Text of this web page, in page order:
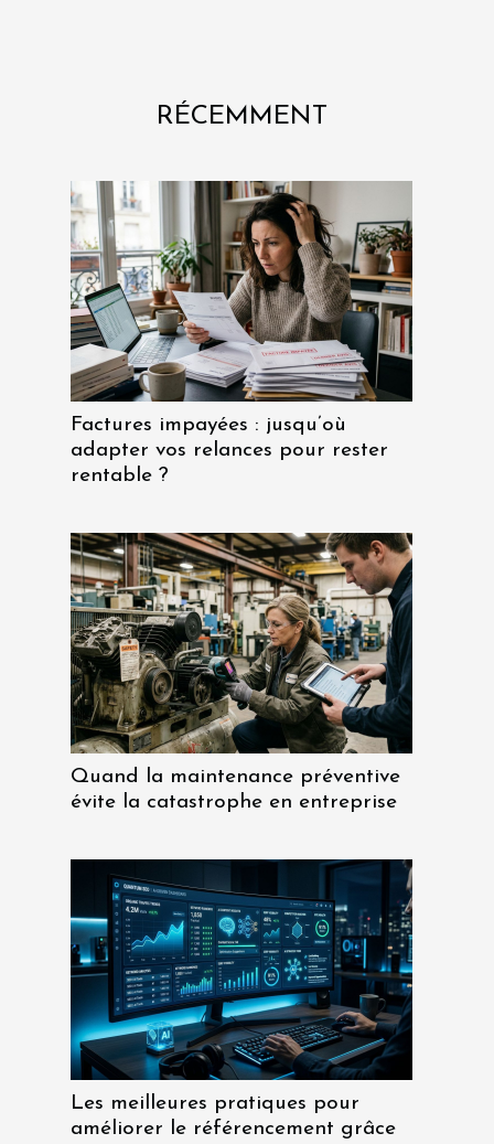
RÉCEMMENT
Factures impayées : jusqu’où
adapter vos relances pour rester
rentable ?
Quand la maintenance préventive
évite la catastrophe en entreprise
Les meilleures pratiques pour
améliorer le référencement grâce